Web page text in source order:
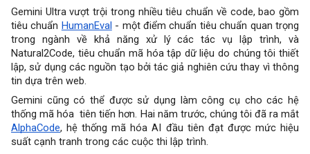
Gemini Ultra vượt trội trong nhiều tiêu chuẩn về code, bao gồm
tiêu chuẩn HumanEval - một điểm chuẩn tiêu chuẩn quan trọng
trong ngành về khả năng xử lý các tác vụ lập trình, và
Natural2Code, tiêu chuẩn mã hóa tập dữ liệu do chúng tôi thiết
lập, sử dụng các nguồn tạo bởi tác giả nghiên cứu thay vì thông
tin dựa trên web.
Gemini cũng có thể được sử dụng làm công cụ cho các hệ
thống mã hóa tiên tiến hơn. Hai năm trước, chúng tôi đã ra mắt
AlphaCode, hệ thống mã hóa AI đầu tiên đạt được mức hiệu
suất cạnh tranh trong các cuộc thi lập trình.